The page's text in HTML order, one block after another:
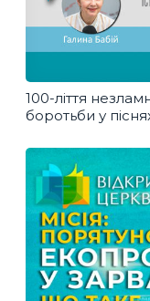
100-ліття
боротьби у